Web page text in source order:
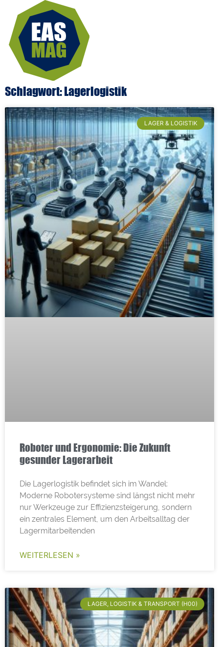
Schlagwort: Lagerlogistik
LAGER & LOGISTIK
Roboter und Ergonomie: Die Zukunft
gesunder Lagerarbeit
Die Lagerlogistik befindet sich im Wandel:
Moderne Robotersysteme sind längst nicht mehr
nur Werkzeuge zur Effizienzsteigerung, sondern
ein zentrales Element, um den Arbeitsalltag der
Lagermitarbeitenden
WEITERLESEN »
LAGER, LOGISTIK & TRANSPORT (H00)